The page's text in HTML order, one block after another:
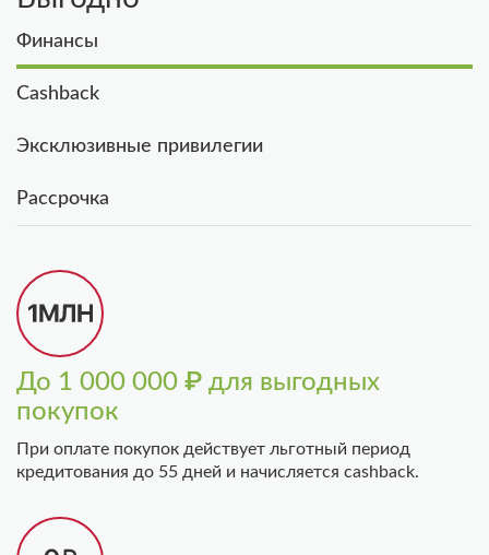
Финансы
Cashback
Эксклюзивные привилегии
Рассрочка
До 1 000 000 ₽ для выгодных
покупок
При оплате покупок действует льготный период
кредитования до 55 дней и начисляется сashback.